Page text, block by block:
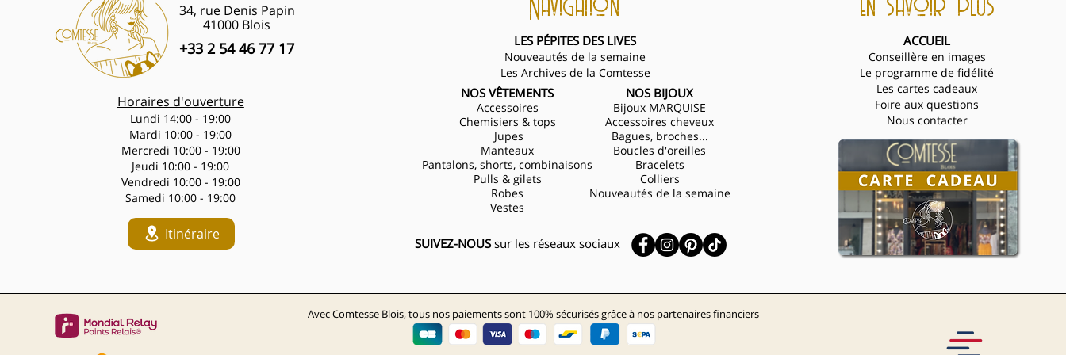
34, rue Denis Papin
41000 Blois
+33 2 54 46 77 17
Horaires d'ouverture
Lundi 14:00 - 19:00
Mardi 10:00 - 19:00
Mercredi 10:00 - 19:00
Jeudi 10:00 - 19:00
Vendredi 10:00 - 19:00
Samedi 10:00 - 19:00
Itinéraire
Navigation
LES PÉPITES DES LIVES
Nouveautés de la semaine
Les Archives de la Comtesse
NOS BIJOUX
Bijoux MARQUISE
Accessoires cheveux
Bagues, broches...
Boucles d'oreilles
Bracelets
Colliers
Nouveautés de la semaine
NOS VÊTEMENTS
Accessoires
Chemisiers & tops
Jupes
Manteaux
Pantalons, shorts, combinaisons
Pulls & gilets
Robes
Vestes
SUIVEZ-NOUS sur les réseaux sociaux
en savoir plus
ACCUEIL
Conseillère en images
Le programme de fidélité
Les cartes cadeaux
Foire aux questions
Nous contacter
Avec Comtesse Blois, tous nos paiements sont 100% sécurisés grâce à nos partenaires financiers